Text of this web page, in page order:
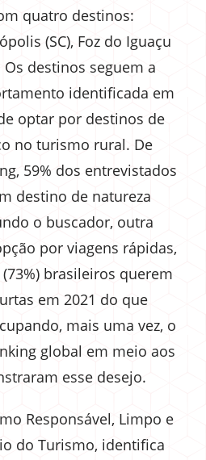
quatro destinos:
(SC), Foz do Iguaçu
Os destinos seguem a
identificada em
optar por destinos de
no turismo rural. De
59% dos entrevistados
destino de natureza
o buscador, outra
por viagens rápidas,
brasileiros querem
em 2021 do que
mais uma vez, o
global em meio aos
esse desejo.
Responsável, Limpo e
do Turismo, identifica